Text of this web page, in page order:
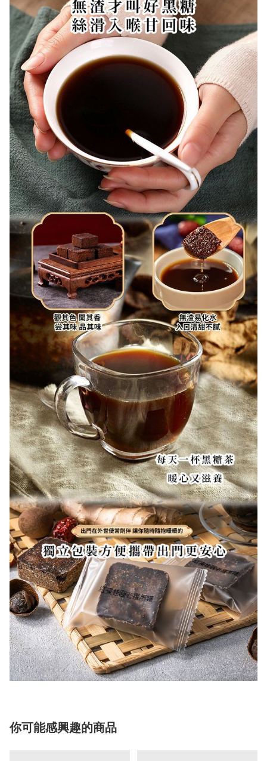
你可能感興趣的商品